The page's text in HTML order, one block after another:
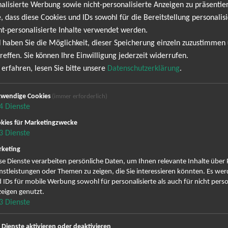
NEWSLETTER
Termine. Wir informieren dich jedoch gerne
und keine Angebote und Tourdaten mehr
erscheinenden Newsletter abonnieren und bin daher mit einer
des Newsletters entsprechend der
wieder abbestellen.
Werbung sowie nicht-personalisierte Anzeigen zu
dass diese Cookies und IDs sowohl für die Bereitstellung
personalisierte Inhalte verwendet werden.
haben Sie die Möglichkeit, dieser Speicherung einzeln zuzustimmen
Sie können Ihre Einwilligung jederzeit widerrufen.
lesen Sie bitte unsere Datenschutzerklärung.
Cookies (immer erforderlich)
Dienste
für Marketingzwecke
3 Dienste
Dienste verarbeiten persönliche Daten, um Ihnen relevante Inhalte über
oder Themen zu zeigen, die Sie interessieren könnten. Es
IDs für mobile Werbung sowohl für personalisierte als auch für nicht
genutzt.
3 Dienste